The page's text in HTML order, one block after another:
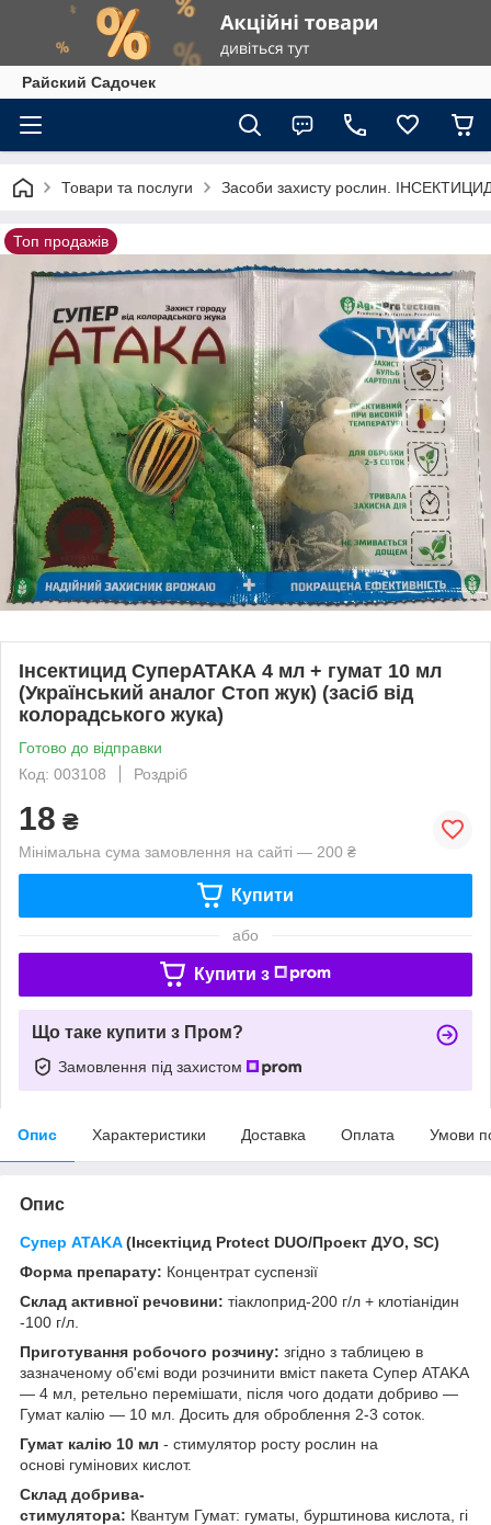
Райский Садочек
Товари та послуги Засоби захисту рослин.
Топ продажів
Інсектицид СуперАТАКА 4 мл + гумат 10 мл
(Український аналог Стоп жук) (засіб від
колорадського жука)
Готово до відправки
Код: 003108
Роздріб
18 ₴
Мінімальна сума замовлення на сайті — 200 ₴
Купити
або
Купити з
Що таке купити з Пром?
Замовлення під захистом
Опис Характеристики Доставка Оплата Умови
Опис
Супер ATAKA(Інсектіцид Protect DUO/Проект ДУО, SС)
Форма препарату: Концентрат суспензії
Склад активної речовини: тіаклоприд-200 г/л + клотіанідин
-100 г/л.
Приготування робочого розчину: згідно з таблицею в
зазначеному об'ємі води розчинити вміст пакета Супер ATAKA
— 4 мл, ретельно перемішати, після чого додати добриво —
Гумат калію — 10 мл. Досить для оброблення 2-3 соток.
Гумат калію 10 мл - стимулятор росту рослин на
основі гумінових кислот.
Склад добрива-
стимулятора: Квантум Гумат: гуматы, бурштинова кислота, гі